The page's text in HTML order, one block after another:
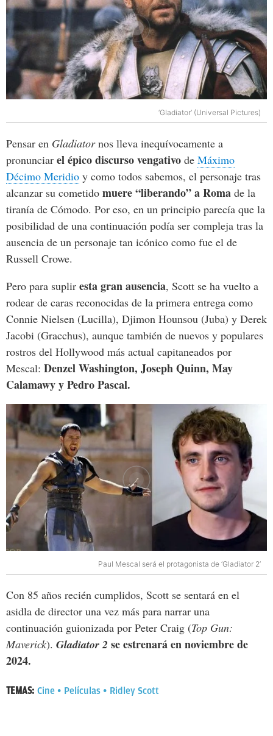
‘Gladiator’ (Universal Pictures)
Pensar en Gladiatornos lleva inequívocamente a
pronunciar el épico discurso vengativo de Máximo
Décimo Meridio y como todos sabemos, el personaje tras
alcanzar su cometido muere “liberando” a Roma de la
tiranía de Cómodo. Por eso, en un principio parecía que la
posibilidad de una continuación podía ser compleja tras la
ausencia de un personaje tan icónico como fue el de
Russell Crowe.
Pero para suplir esta gran ausencia, Scott se ha vuelto a
rodear de caras reconocidas de la primera entrega como
Connie Nielsen (Lucilla), Djimon Hounsou (Juba) y Derek
Jacobi (Gracchus), aunque también de nuevos y populares
rostros del Hollywood más actual capitaneados por
Mescal: Denzel Washington, Joseph Quinn, May
Calamawy y Pedro Pascal.
Paul Mescal será el protagonista de ‘Gladiator 2’
Con 85 años recién cumplidos, Scott se sentará en el
asidla de director una vez más para narrar una
continuación guionizada por Peter Craig (Top Gun:
Maverick). Gladiator 2 se estrenará en noviembre de
2024.
TEMAS: Cine Películas Ridley Scott